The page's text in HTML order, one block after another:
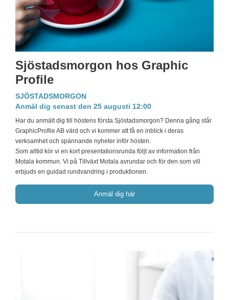
Sjöstadsmorgon hos Graphic
Profile
SJÖSTADSMORGON
Anmäl dig senast den 25 augusti 12:00
Har du anmält dig till höstens första Sjöstadsmorgon? Denna gång står
GraphicProfile AB värd och vi kommer att få en inblick i deras
verksamhet och spännande nyheter inför hösten.
Som alltid kör vi en kort presentationsrunda följt av information från
Motala kommun. Vi på Tillväxt Motala avrundar och för den som vill
erbjuds en guidad rundvandring i produktionen.
Anmäl dig här